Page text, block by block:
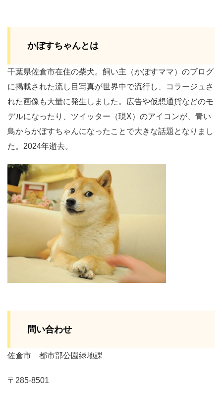
かぼすちゃんとは
千葉県佐倉市在住の柴犬。飼い主（かぼすママ）のブログ
に掲載された流し目写真が世界中で流行し、コラージュさ
れた画像も大量に発生しました。広告や仮想通貨などのモ
デルになったり、ツイッター（現X）のアイコンが、青い
鳥からかぼすちゃんになったことで大きな話題となりまし
た。2024年逝去。
問い合わせ
佐倉市 都市部公園緑地課
〒285-8501